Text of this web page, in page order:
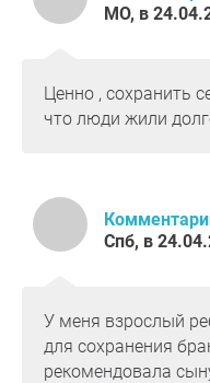
МО, в
Ценно , сохранить
что люди жили
Спб, в
У меня взрослый
для сохранения
рекомендовала